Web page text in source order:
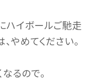
ハイボールご馳走
、やめてください。
るので。